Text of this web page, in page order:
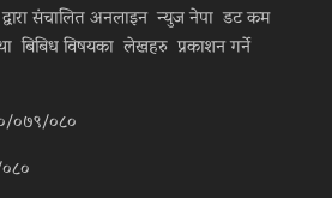
द्वारा संचालित अनलाइन न्युज नेपा डट कम
बिबिध विषयका लेखहरु प्रकाशन गर्ने
०७९/०८०